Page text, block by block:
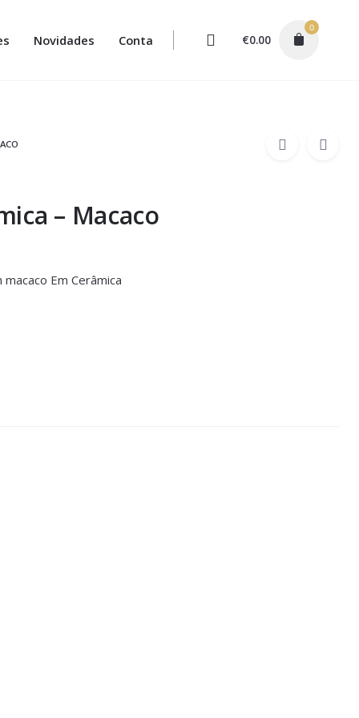
Novidades Conta €0.00
0
– Macaco
Em Cerâmica